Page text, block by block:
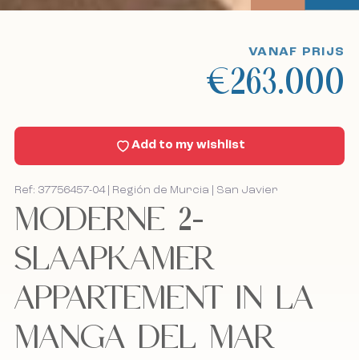
Sell With Us
Nieuws
Contact
Bel mij terug
Ik accepteer het cookiebeleid, het privacybeleid
Bel mij terug
Ik accepteer het cookiebeleid, het privacybeleid
Ref: 37756457-04 | Región de Murcia | San Javier
MODERNE 2-
SLAAPKAMER
APPARTEMENT IN LA
MANGA DEL MAR
VANAF PRIJS
€263.000
Add to my wishlist